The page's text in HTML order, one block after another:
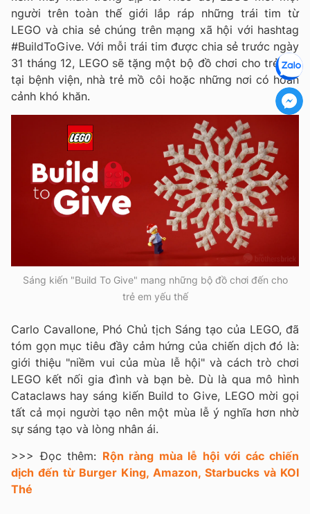
người trên toàn thế giới lắp ráp những trái tim từ
LEGO và chia sẻ chúng trên mạng xã hội với hashtag
#BuildToGive. Với mỗi trái tim được chia sẻ trước ngày
31 tháng 12, LEGO sẽ tặng một bộ đồ chơi cho trẻ em
tại bệnh viện, nhà trẻ mồ côi hoặc những nơi có hoàn
cảnh khó khăn.
Sáng kiến "Build To Give" mang những bộ đồ chơi đến cho
trẻ em yếu thế
Carlo Cavallone, Phó Chủ tịch Sáng tạo của LEGO, đã
tóm gọn mục tiêu đầy cảm hứng của chiến dịch đó là:
giới thiệu "niềm vui của mùa lễ hội" và cách trò chơi
LEGO kết nối gia đình và bạn bè. Dù là qua mô hình
Cataclaws hay sáng kiến Build to Give, LEGO mời gọi
tất cả mọi người tạo nên một mùa lễ ý nghĩa hơn nhờ
sự sáng tạo và lòng nhân ái.
>>> Đọc thêm: Rộn ràng mùa lễ hội với các chiến
dịch đến từ Burger King, Amazon, Starbucks và KOI
Thé